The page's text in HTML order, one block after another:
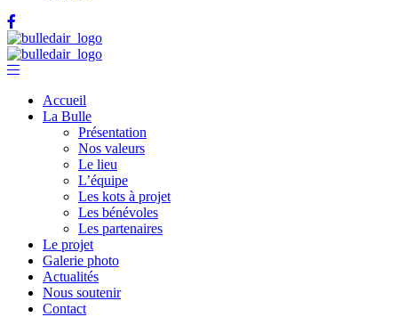
Accueil
La Bulle
Présentation
Nos valeurs
Le lieu
L’équipe
Les kots à projet
Les bénévoles
Les partenaires
Le projet
Galerie photo
Actualités
Nous soutenir
Contact